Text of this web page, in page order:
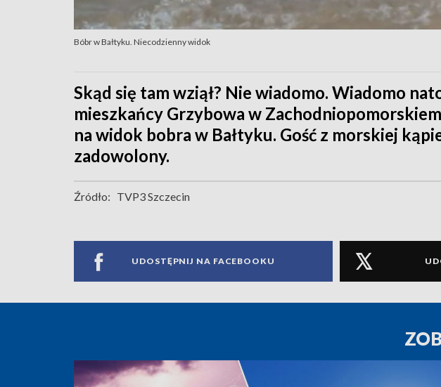
Bóbr w Bałtyku. Niecodzienny widok
Skąd się tam wziął? Nie wiadomo. Wiadomo
mieszkańcy Grzybowa w
na widok bobra w Bałtyku. Gość z morskiej
zadowolony.
Źródło: TVP3 Szczecin
UDOSTĘPNIJ NA FACEBOOKU